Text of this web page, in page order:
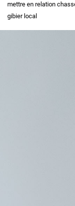
mettre en relation
gibier local